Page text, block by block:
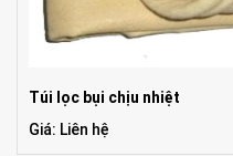
Túi lọc bụi chịu nhiệt
Giá: Liên hệ